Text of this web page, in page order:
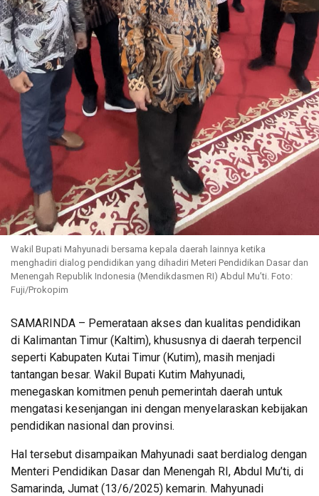
Wakil Bupati Mahyunadi bersama kepala daerah lainnya ketika
menghadiri dialog pendidikan yang dihadiri Meteri Pendidikan Dasar dan
Menengah Republik Indonesia (Mendikdasmen RI) Abdul Mu’ti. Foto:
Fuji/Prokopim
SAMARINDA – Pemerataan akses dan kualitas pendidikan
di Kalimantan Timur (Kaltim), khususnya di daerah terpencil
seperti Kabupaten Kutai Timur (Kutim), masih menjadi
tantangan besar. Wakil Bupati Kutim Mahyunadi,
menegaskan komitmen penuh pemerintah daerah untuk
mengatasi kesenjangan ini dengan menyelaraskan kebijakan
pendidikan nasional dan provinsi.
Hal tersebut disampaikan Mahyunadi saat berdialog dengan
Menteri Pendidikan Dasar dan Menengah RI, Abdul Mu’ti, di
Samarinda, Jumat (13/6/2025) kemarin. Mahyunadi